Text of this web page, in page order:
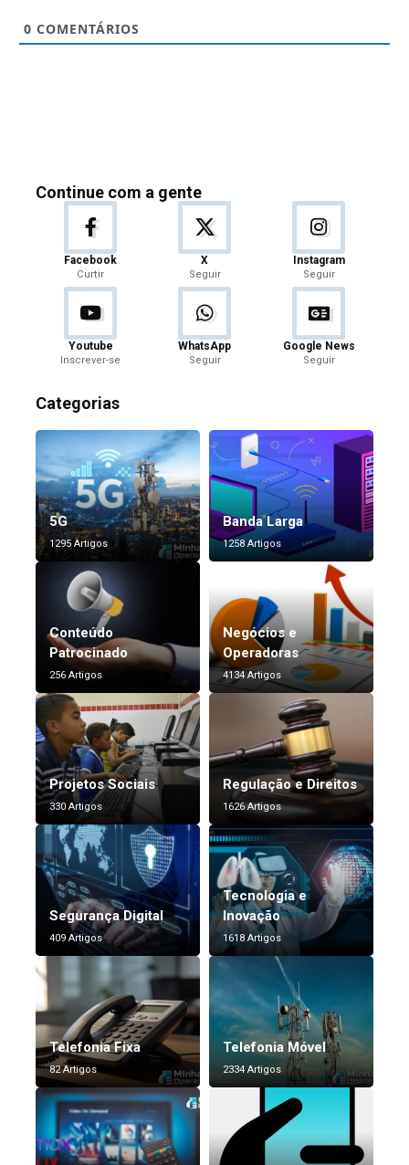
0 COMENTÁRIOS
Continue com a gente
Facebook
Curtir
X
Seguir
Instagram
Seguir
Youtube
Inscrever-se
WhatsApp
Seguir
Google News
Seguir
Categorias
5G
1295 Artigos
Banda Larga
1258 Artigos
Conteúdo
Patrocinado
256 Artigos
Negócios e
Operadoras
4134 Artigos
Projetos Sociais
330 Artigos
Regulação e Direitos
1626 Artigos
Segurança Digital
409 Artigos
Tecnologia e
Inovação
1618 Artigos
Telefonia Fixa
82 Artigos
Telefonia Móvel
2334 Artigos